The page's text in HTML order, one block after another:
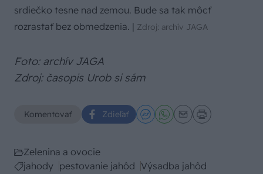
srdiečko tesne nad zemou. Bude sa tak môcť
rozrastať bez obmedzenia. | Zdroj: archív JAGA
Foto: archív JAGA
Zdroj: časopis Urob si sám
Komentovať Zdieľať
Zelenina a ovocie
jahody pestovanie jahôd Výsadba jahôd